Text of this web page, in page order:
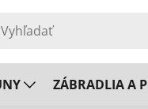
ZÁBRADLIA A